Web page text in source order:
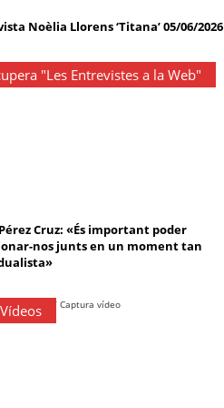
Noèlia Llorens ‘Titana’ 05/06/2026
"Les Entrevistes a la Web"
Cruz: «És important poder
nos junts en un moment tan